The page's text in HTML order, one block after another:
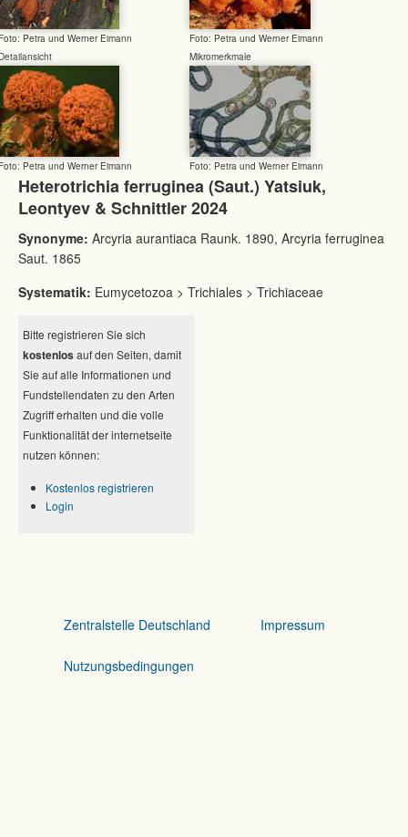
Petra und Werner Eimann
Foto: Petra und Werner Eimann
Petra und Werner Eimann
Mikromerkmale
Foto: Petra und Werner Eimann
Heterotrichia ferruginea (Saut.) Yatsiuk,
Leontyev & Schnittler 2024
Synonyme: Arcyria aurantiaca Raunk. 1890, Arcyria ferruginea
Saut. 1865
Systematik: Eumycetozoa > Trichiales > Trichiaceae
Bitte registrieren Sie sich
kostenlos auf den Seiten, damit
Sie auf alle Informationen und
Fundstellendaten zu den Arten
Zugriff erhalten und die volle
Funktionalität der internetseite
nutzen können:
Kostenlos registrieren
Login
Zentralstelle Deutschland Impressum
Nutzungsbedingungen